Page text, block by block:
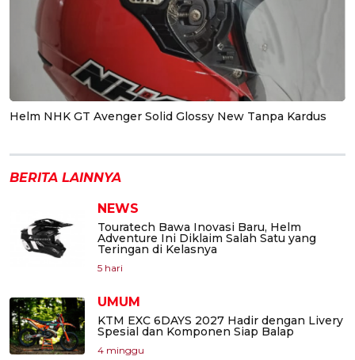
Helm NHK GT Avenger Solid Glossy New Tanpa Kardus
BERITA LAINNYA
NEWS
Touratech Bawa Inovasi Baru, Helm
Adventure Ini Diklaim Salah Satu yang
Teringan di Kelasnya
5 hari
UMUM
KTM EXC 6DAYS 2027 Hadir dengan Livery
Spesial dan Komponen Siap Balap
4 minggu